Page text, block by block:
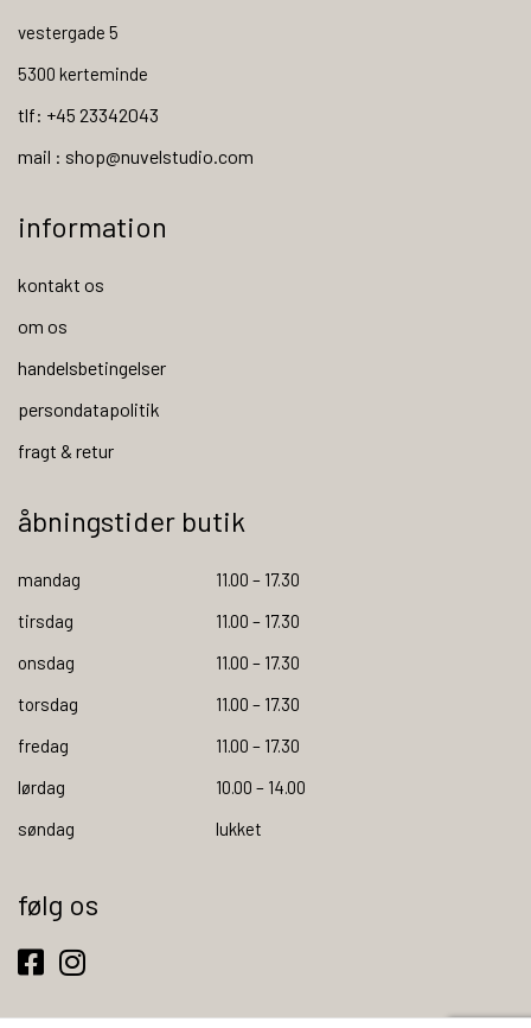
vestergade 5
5300 kerteminde
tlf: +45 23342043
mail : shop@nuvelstudio.com
information
kontakt os
om os
handelsbetingelser
persondatapolitik
fragt & retur
åbningstider butik
mandag
11.00 – 17.30
tirsdag
11.00 – 17.30
onsdag
11.00 – 17.30
torsdag
11.00 – 17.30
fredag
11.00 – 17.30
lørdag
10.00 – 14.00
søndag
lukket
følg os